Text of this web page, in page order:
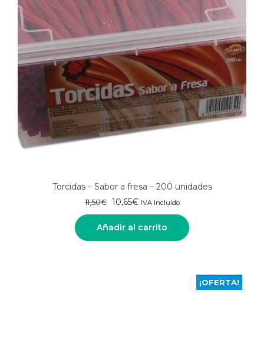
Torcidas – Sabor a fresa – 200 unidades
11,50€
El
precio
original
era:
10,65€El
precio
actual
es:
IVA Incluido
Añadir al carrito
¡OFERTA!